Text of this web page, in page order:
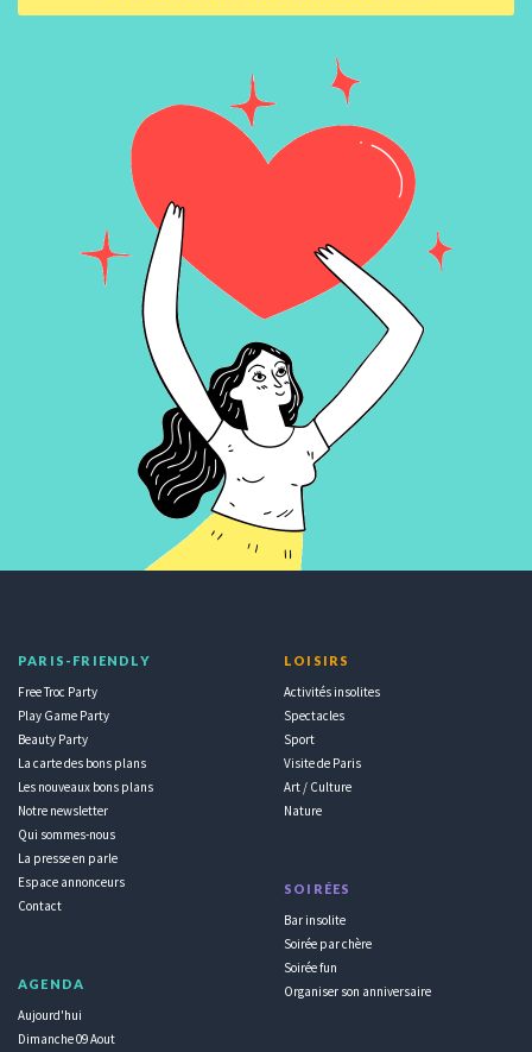
PARIS-FRIENDLY
Free Troc Party
Play Game Party
Beauty Party
La carte des bons plans
Les nouveaux bons plans
Notre newsletter
Qui sommes-nous
La presse en parle
Espace annonceurs
Contact
AGENDA
Aujourd'hui
Dimanche 09 Aout
LOISIRS
Activités insolites
Spectacles
Sport
Visite de Paris
Art / Culture
Nature
SOIRÉES
Bar insolite
Soirée par chère
Soirée fun
Organiser son anniversaire